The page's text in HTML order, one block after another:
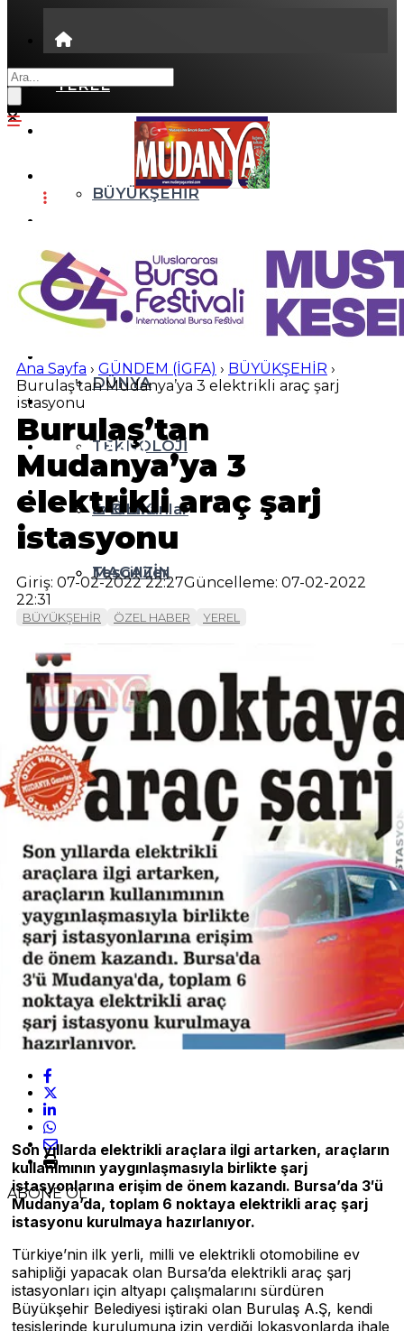
YEREL
GÜNDEM (İGFA)
BÜYÜKŞEHİR
ASAYİŞ
YAŞAM
DÜNYA
TEKNOLOJİ
SAĞLIK
MAGAZİN
EKONOMİ
AKTÜEL
SPOR
YAZI DİZİSİ
İz Bırakanlar
Tescilliler
YAZARLAR
Ana Sayfa › GÜNDEM (İGFA) › BÜYÜKŞEHİR ›
Burulaş’tan Mudanya’ya 3 elektrikli araç şarj
istasyonu
Burulaş’tan
Mudanya’ya 3
elektrikli araç şarj
istasyonu
Giriş: 07-02-2022 22:27Güncelleme: 07-02-2022
22:31
BÜYÜKŞEHİR ÖZEL HABER YEREL
ABONE OL
Son yıllarda elektrikli araçlara ilgi artarken, araçların
kullanımının yaygınlaşmasıyla birlikte şarj
istasyonlarına erişim de önem kazandı. Bursa’da 3′ü
Mudanya’da, toplam 6 noktaya elektrikli araç şarj
istasyonu kurulmaya hazırlanıyor.
Türkiye’nin ilk yerli, milli ve elektrikli otomobiline ev
sahipliği yapacak olan Bursa’da elektrikli araç şarj
istasyonları için altyapı çalışmalarını sürdüren
Büyükşehir Belediyesi iştiraki olan Burulaş A.Ş, kendi
tesislerinde kurulumuna izin verdiği lokasyonlarda ihale